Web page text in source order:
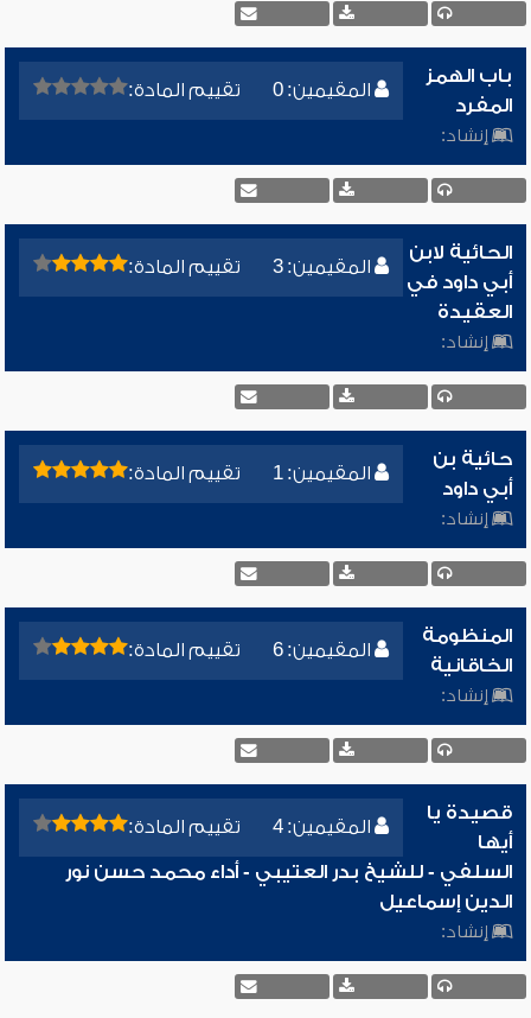
المقيمين: 0 تقييم المادة:
باب الهمز
المفرد
إنشاد:
المقيمين: 3 تقييم المادة:
الحائية لابن
أبي داود في
العقيدة
إنشاد:
المقيمين: 1 تقييم المادة:
حائية بن
أبي داود
إنشاد:
المقيمين: 6 تقييم المادة:
المنظومة
الخاقانية
إنشاد:
المقيمين: 4 تقييم المادة:
قصيدة يا
أيها
السلفي - للشيخ بدر العتيبي - أداء محمد حسن نور
الدين إسماعيل
إنشاد: